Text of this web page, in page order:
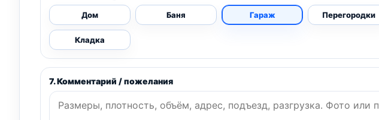
Дом Баня Гараж Перегородки
Кладка
7. Комментарий / пожелания